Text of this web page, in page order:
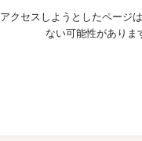
アクセスしようとしたページ
ない可能性がありま